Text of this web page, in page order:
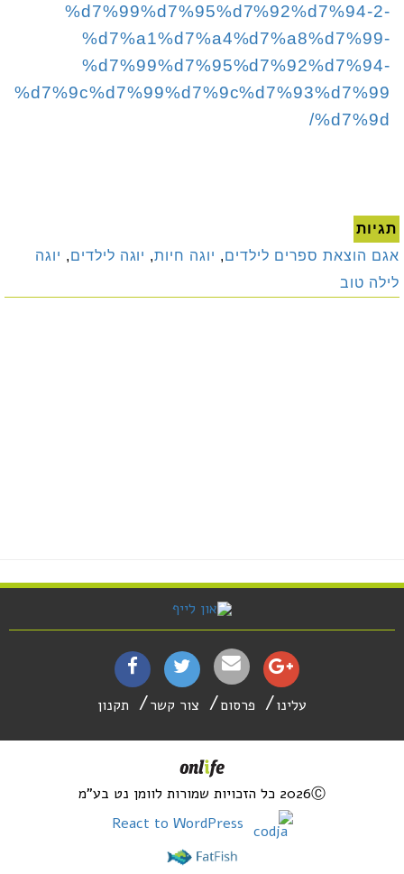
%d7%99%d7%95%d7%92%d7%94-2-
%d7%a1%d7%a4%d7%a8%d7%99-
%d7%99%d7%95%d7%92%d7%94-
%d7%9c%d7%99%d7%9c%d7%93%d7%99
%d7%9d/
תגיות
אגם הוצאת ספרים לילדים, יוגה חיות, יוגה לילדים, יוגה
לילה טוב
עלינו פרסום צור קשר תקנון
2026Ⓒ כל הזכויות שמורות לוומן נט בע"מ